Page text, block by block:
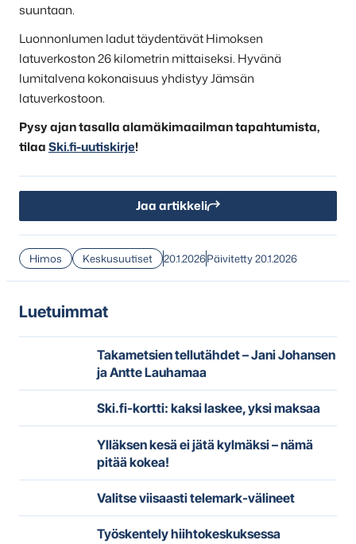
suuntaan.
Luonnonlumen ladut täydentävät Himoksen
latuverkoston 26 kilometrin mittaiseksi. Hyvänä
lumitalvena kokonaisuus yhdistyy Jämsän
latuverkostoon.
Pysy ajan tasalla alamäkimaailman tapahtumista,
tilaaSki.fi-uutiskirje!
Jaa artikkeli
Himos Keskusuutiset 20.1.2026Päivitetty 20.1.2026
Luetuimmat
Takametsien tellutähdet – Jani Johansen
ja Antte Lauhamaa
Ski.fi-kortti: kaksi laskee, yksi maksaa
Ylläksen kesä ei jätä kylmäksi – nämä
pitää kokea!
Valitse viisaasti telemark-välineet
Työskentely hiihtokeskuksessa